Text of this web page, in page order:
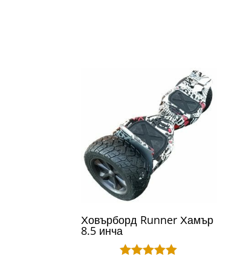
Ховърборд Runner Хамър
8.5 инча